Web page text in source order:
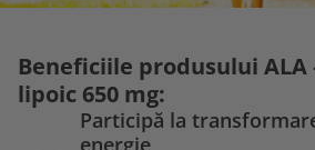
Beneficiile produsului ALA
lipoic 650 mg:
Participă la
energie